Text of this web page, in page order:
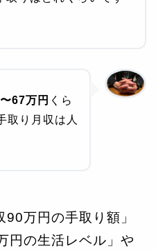
67万円 くら
取り月収は人
万円の手取り額」
円の生活レベル」や